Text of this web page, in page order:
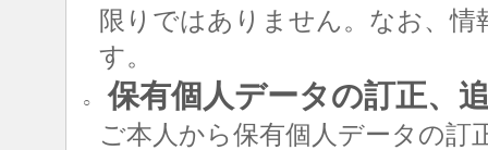
限りではありません。なお、
す。
○ 保有個人データの訂正、
ご本人から保有個人データの訂